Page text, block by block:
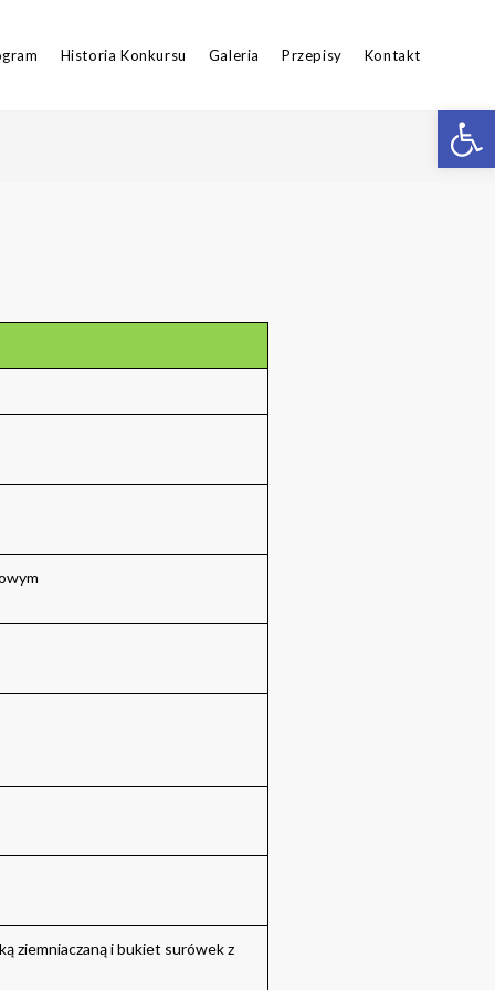
Historia Konkursu Galeria Przepisy Kontakt
ziemniaczaną i bukiet surówek z